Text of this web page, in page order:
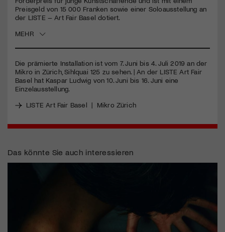
Preisgeld von 15 000 Franken sowie einer Soloausstellung an
der LISTE – Art Fair Basel dotiert.
MEHR
Die prämierte Installation ist vom 7. Juni bis 4. Juli 2019 an der
Mikro in Zürich, Sihlquai 125 zu sehen. | An der LISTE Art Fair
Basel hat Kaspar Ludwig von 10. Juni bis 16. Juni eine
Einzelausstellung.
LISTE Art Fair Basel | Mikro Zürich
Das könnte Sie auch interessieren